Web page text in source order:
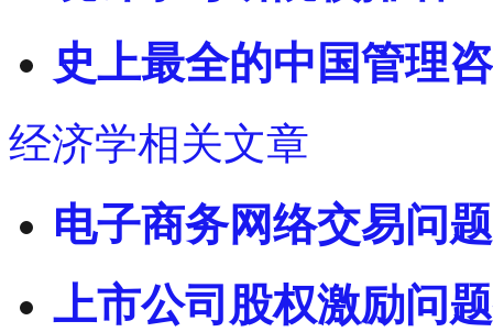
史上最全的中国管理
经济学相关文章
电子商务网络交易问
上市公司股权激励问